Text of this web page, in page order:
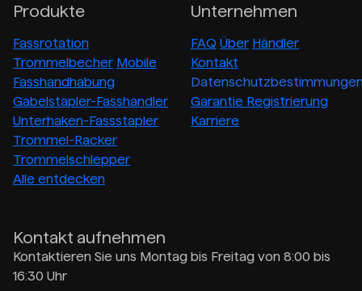
Produkte
Fassrotation
Trommelbecher Mobile
Fasshandhabung
Gabelstapler-Fasshandler
Unterhaken-Fassstapler
Trommel-Racker
Trommelschlepper
Alle entdecken
Unternehmen
FAQ Über Händler
Kontakt
Garantie Registrierung
Karriere
Kontakt aufnehmen
Kontaktieren Sie uns Montag bis Freitag von 8:00 bis
16:30 Uhr